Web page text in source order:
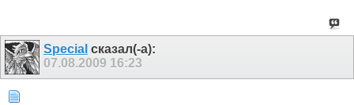
Special сказал(-а):
07.08.2009 16:23